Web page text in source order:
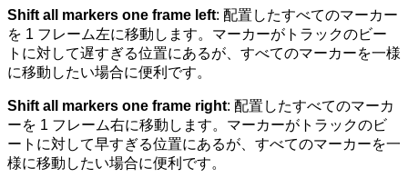
Shift all markers one frame left: 配置したすべてのマーカー
を 1 フレーム左に移動します。マーカーがトラックのビー
トに対して遅すぎる位置にあるが、すべてのマーカーを一様
に移動したい場合に便利です。
Shift all markers one frame right: 配置したすべてのマーカ
ーを 1 フレーム右に移動します。マーカーがトラックのビ
ートに対して早すぎる位置にあるが、すべてのマーカーを一
様に移動したい場合に便利です。